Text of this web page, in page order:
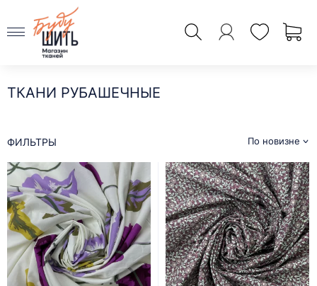
ТКАНИ РУБАШЕЧНЫЕ
По новизне
ФИЛЬТРЫ